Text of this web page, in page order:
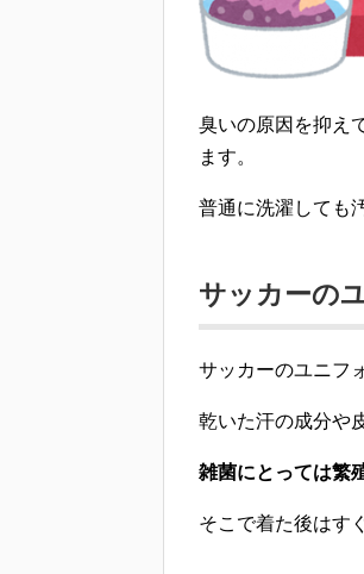
臭いの原因を抑え
ます。
普通に洗濯しても
サッカーの
サッカーのユニフ
乾いた汗の成分や
雑菌にとっては繁
そこで着た後はす